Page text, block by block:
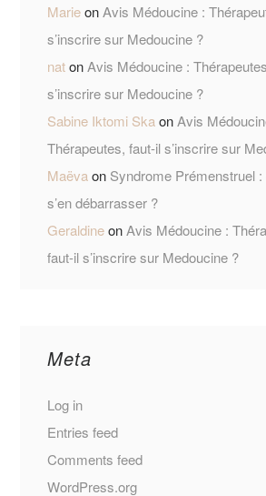
MarieonAvis Médoucine :
s’inscrire sur Medoucine ?
natonAvis Médoucine :
s’inscrire sur Medoucine ?
Sabine Iktomi SkaonAvis
Thérapeutes, faut-il s’inscrire sur
Maëvaon Syndrome Prémenstruel
s’en débarrasser ?
GeraldineonAvis Médoucine :
faut-il s’inscrire sur Medoucine ?
Meta
Log in
Entries feed
Comments feed
WordPress.org